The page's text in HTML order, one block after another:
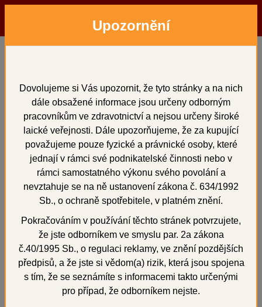
Hledat Přihlásit
Alginmax - ordinační
alginát
+
Upozornění
Dovolujeme si Vás upozornit, že tyto stránky a na nich
dále obsažené informace jsou určeny odborným
pracovníkům ve zdravotnictví a nejsou určeny široké
laické veřejnosti. Dále upozorňujeme, že za kupující
považujeme pouze fyzické a právnické osoby, které
jednají v rámci své podnikatelské činnosti nebo v
rámci samostatného výkonu svého povolání a
nevztahuje se na ně ustanovení zákona č. 634/1992
Sb., o ochraně spotřebitele, v platném znění.
Pokračováním v používání těchto stránek potvrzujete,
že jste odborníkem ve smyslu par. 2a zákona
č.40/1995 Sb., o regulaci reklamy, ve znění pozdějších
předpisů, a že jste si vědom(a) rizik, která jsou spojena
s tím, že se seznámíte s informacemi takto určenými
pro případ, že odborníkem nejste.